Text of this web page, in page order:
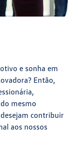
e sonha em
Então,
mesmo
contribuir
aos nossos